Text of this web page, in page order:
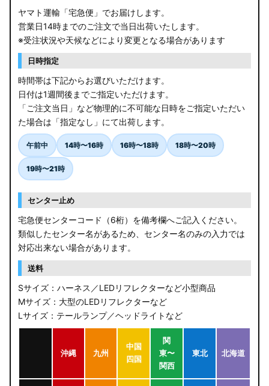
USF/UVF4# LS600h
JF5/6 N-BOX カスタム
MK94S/MK54S スペーシア / カスタム
ZCEDS/ZDEDS/ZCDDS/ZDDDS スイフト
AZSH36W/AZSH37W クラウンスポーツ
LA400K コペン
汎用LEDバルブ
アウトレット
JB64W/JB74W/JC74W ジムニー/シエラ/ノマド
ヤマト運輸「宅急便」でお届けします。
営業日14時までのご注文で当日出荷いたします。
※受注状況や天候などにより変更となる場合があります
日時指定
時間帯は下記からお選びいただけます。
日付は1週間後までご指定いただけます。
「ご注文当日」など物理的に不可能な日時をご指定いただい
た場合は「指定なし」にて出荷します。
午前中 14時〜16時 16時〜18時 18時〜20時
19時〜21時
センター止め
宅急便センターコード（6桁）を備考欄へご記入ください。
類似したセンター名があるため、センター名のみの入力では
対応出来ない場合があります。
送料
Sサイズ：ハーネス／LEDリフレクターなど小型商品
Mサイズ：大型のLEDリフレクターなど
Lサイズ：テールランプ／ヘッドライトなど
沖縄 九州
中国
四国
関
東〜
関西
東北 北海道